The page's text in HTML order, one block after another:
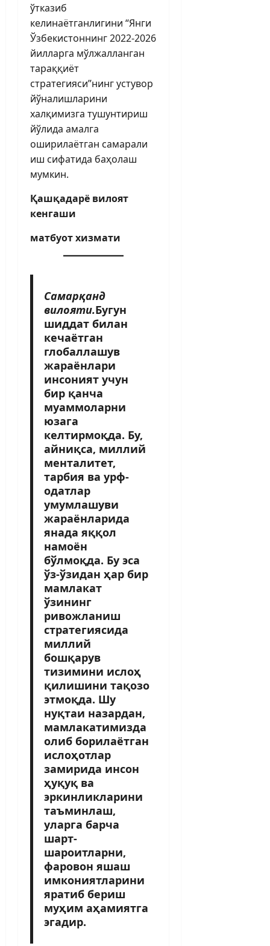
ўтказиб
келинаётганлигини “Янги
Ўзбекистоннинг 2022-2026
йилларга мўлжалланган
тараққиёт
стратегияси”нинг устувор
йўналишларини
халқимизга тушунтириш
йўлида амалга
оширилаётган самарали
иш сифатида баҳолаш
мумкин.
Қашқадарё вилоят
кенгаши
матбуот хизмати
Самарқанд
вилояти.Бугун
шиддат билан
кечаётган
глобаллашув
жараёнлари
инсоният учун
бир қанча
муаммоларни
юзага
келтирмоқда. Бу,
айниқса, миллий
менталитет,
тарбия ва урф-
одатлар
умумлашуви
жараёнларида
янада яққол
намоён
бўлмоқда. Бу эса
ўз-ўзидан ҳар бир
мамлакат
ўзининг
ривожланиш
стратегиясида
миллий
бошқарув
тизимини ислоҳ
қилишини тақозо
этмоқда. Шу
нуқтаи назардан,
мамлакатимизда
олиб борилаётган
ислоҳотлар
замирида инсон
ҳуқуқ ва
эркинликларини
таъминлаш,
уларга барча
шарт-
шароитларни,
фаровон яшаш
имкониятларини
яратиб бериш
муҳим аҳамиятга
эгадир.